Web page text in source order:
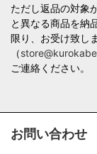
ただし返品の対象
と異なる商品を納
限り、お受け致し
（
ご連絡ください。
お問い合わせ